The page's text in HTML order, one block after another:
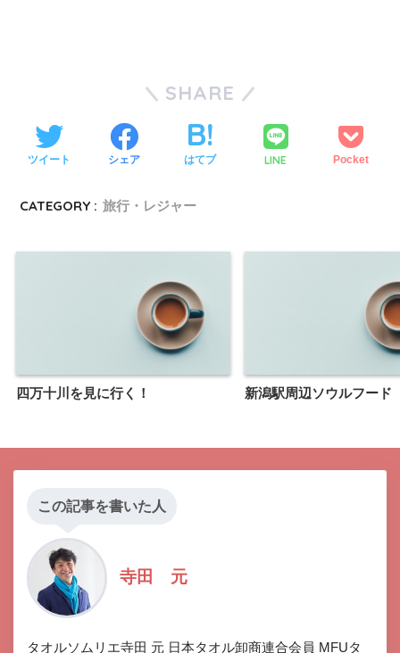
SHARE
ツイート シェア はてブ LINE Pocket
CATEGORY : 旅行・レジャー
四万十川を見に行く！ 新潟駅周辺ソウルフード
この記事を書いた人
寺田 元
タオルソムリエ寺田 元 日本タオル卸商連合会員 MFUタ